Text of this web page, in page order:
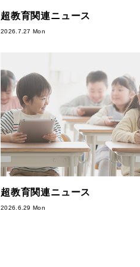
超教育関連ニュース
2026.7.27 Mon
超教育関連ニュース
2026.6.29 Mon